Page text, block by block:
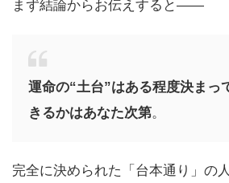
まず結論からお伝えすると——
運命の“土台”はある程度決まっ
きるかはあなた次第。
完全に決められた「台本通り」の